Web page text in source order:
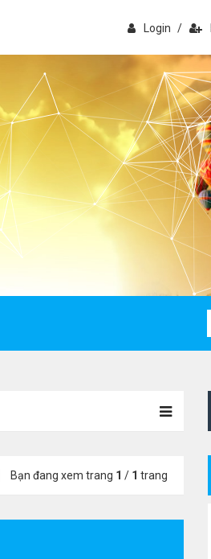
Login /
Bạn đang xem trang 1 / 1 trang